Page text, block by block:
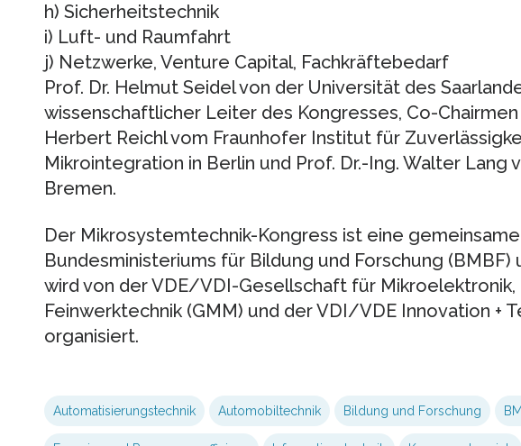
h) Sicherheitstechnik
i) Luft- und Raumfahrt
j) Netzwerke, Venture Capital, Fachkräftebedarf
Prof. Dr. Helmut Seidel von der Universität des
wissenschaftlicher Leiter des Kongresses, Co-Chairmen
Herbert Reichl vom Fraunhofer Institut für
Mikrointegration in Berlin und Prof. Dr.-Ing. Walter Lang
Bremen.
Der Mikrosystemtechnik-Kongress ist eine
Bundesministeriums für Bildung und Forschung (BMBF)
wird von der VDE/VDI-Gesellschaft für Mikroelektronik,
Feinwerktechnik (GMM) und der VDI/VDE Innovation +
organisiert.
Automatisierungstechnik Automobiltechnik Bildung und Forschung